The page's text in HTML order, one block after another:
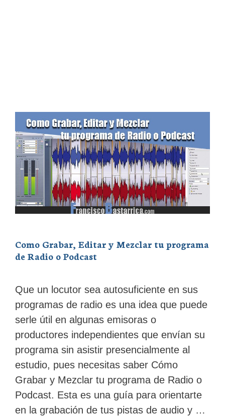
Como Grabar, Editar y Mezclar tu programa
de Radio o Podcast
Que un locutor sea autosuficiente en sus
programas de radio es una idea que puede
serle útil en algunas emisoras o
productores independientes que envían su
programa sin asistir presencialmente al
estudio, pues necesitas saber Cómo
Grabar y Mezclar tu programa de Radio o
Podcast. Esta es una guía para orientarte
en la grabación de tus pistas de audio y …